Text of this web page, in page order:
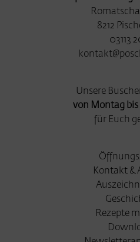
8212
03113
Unsere
von Montag
für Euch
Kontakt &
Rezepte